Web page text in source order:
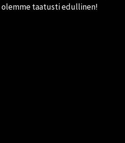
olemme taatusti edullinen!